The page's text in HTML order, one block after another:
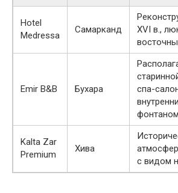
Hotel
Medressa
Самарканд
XVI в.,
Emir B&B Бухара
спа-
фонтаном
Kalta Zar
Premium
Хива
с видом